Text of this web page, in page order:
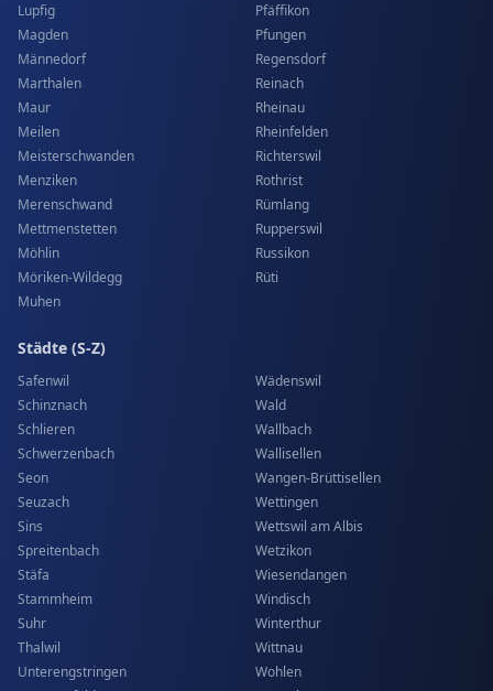
Lupfig
Magden
Männedorf
Marthalen
Maur
Meilen
Meisterschwanden
Menziken
Merenschwand
Mettmenstetten
Möhlin
Möriken-Wildegg
Muhen
Pfäffikon
Pfungen
Regensdorf
Reinach
Rheinau
Rheinfelden
Richterswil
Rothrist
Rümlang
Rupperswil
Russikon
Rüti
Städte (S-Z)
Safenwil
Schinznach
Schlieren
Schwerzenbach
Seon
Seuzach
Sins
Spreitenbach
Stäfa
Stammheim
Suhr
Thalwil
Unterengstringen
Wädenswil
Wald
Wallbach
Wallisellen
Wangen-Brüttisellen
Wettingen
Wettswil am Albis
Wetzikon
Wiesendangen
Windisch
Winterthur
Wittnau
Wohlen